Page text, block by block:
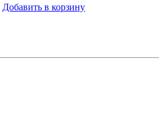
Добавить в корзину